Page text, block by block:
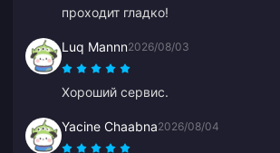
проходит гладко!
Luq Mannn2026/08/03
Хороший сервис.
Yacine Chaabna2026/08/04